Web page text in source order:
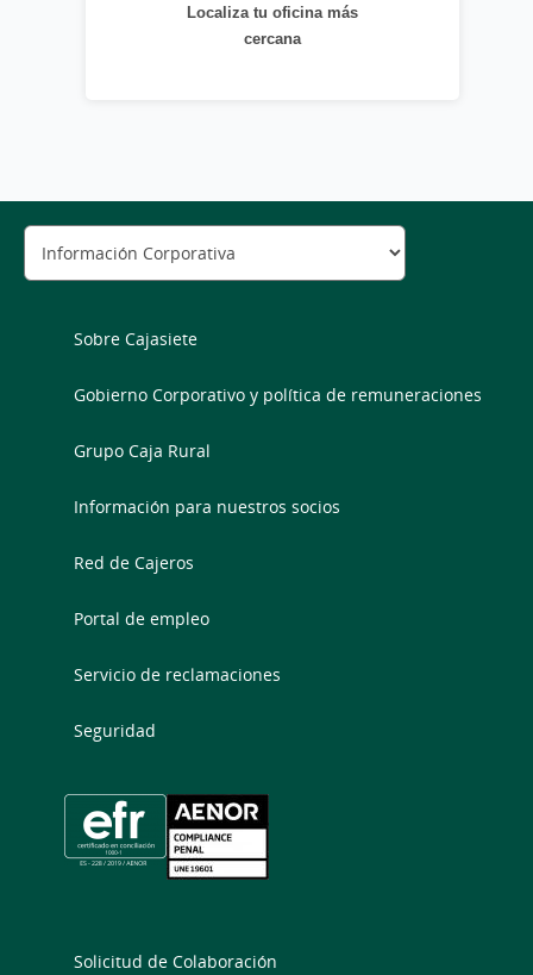
Localiza tu oficina más
cercana
Sobre Cajasiete
Gobierno Corporativo y política de remuneraciones
Grupo Caja Rural
Información para nuestros socios
Red de Cajeros
Portal de empleo
Servicio de reclamaciones
Seguridad
Solicitud de Colaboración